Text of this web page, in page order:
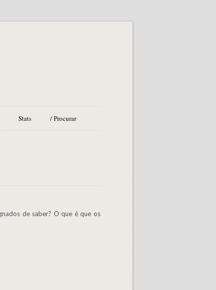
Stats / Procurar